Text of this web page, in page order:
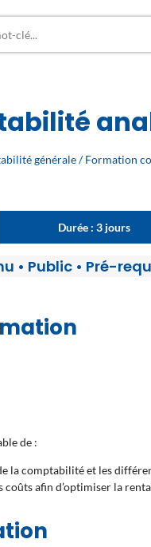
générale/ Formation
Durée : 3 jours
• Public• Pré-
de :
la comptabilité et les
afin d’optimiser la